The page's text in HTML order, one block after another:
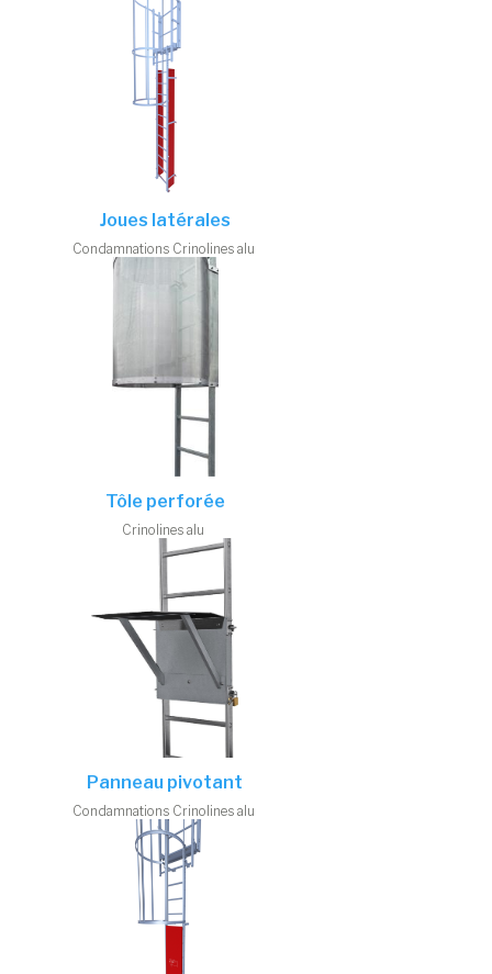
Joues latérales
Condamnations Crinolines alu
Tôle perforée
Crinolines alu
Panneau pivotant
Condamnations Crinolines alu